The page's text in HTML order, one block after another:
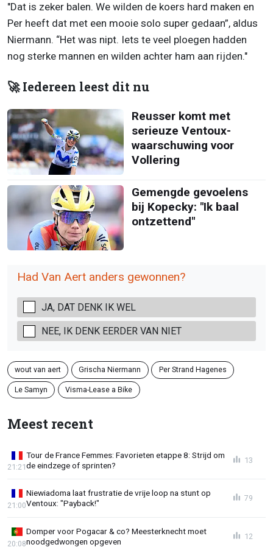
"Dat is zeker balen. We wilden de koers hard maken en
Per heeft dat met een mooie solo super gedaan”, aldus
Niermann. “Het was nipt. Iets te veel ploegen hadden
nog sterke mannen en wilden achter ham aan rijden."
🚀 Iedereen leest dit nu
Reusser komt met
serieuze Ventoux-
waarschuwing voor
Vollering
Gemengde gevoelens
bij Kopecky: "Ik baal
ontzettend"
Had Van Aert anders gewonnen?
JA, DAT DENK IK WEL
NEE, IK DENK EERDER VAN NIET
wout van aert Grischa Niermann Per Strand Hagenes
Le Samyn Visma-Lease a Bike
Meest recent
Tour de France Femmes: Favorieten etappe 8: Strijd om
de eindzege of sprinten?
21:21
13
Niewiadoma laat frustratie de vrije loop na stunt op
Ventoux: "Payback!"
21:00
79
Domper voor Pogacar & co? Meesterknecht moet
noodgedwongen opgeven
20:08
12